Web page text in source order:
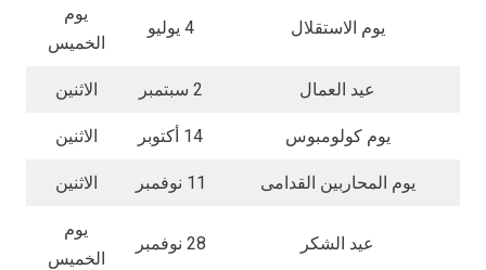
يوم الاستقلال 4 يوليو
يوم
الخميس
عيد العمال 2 سبتمبر الاثنين
يوم كولومبوس 14 أكتوبر الاثنين
يوم المحاربين القدامى 11 نوفمبر الاثنين
عيد الشكر 28 نوفمبر
يوم
الخميس